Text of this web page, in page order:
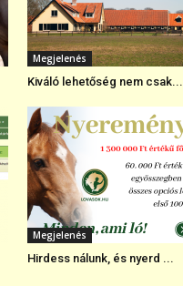
Megjelenés
Kiváló lehetőség nem csak...
Megjelenés
Hirdess nálunk, és nyerd ...